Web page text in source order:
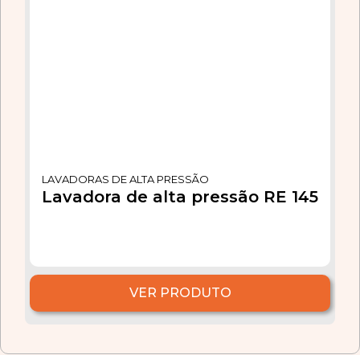
LAVADORAS DE ALTA PRESSÃO
Lavadora de alta pressão RE 145
VER PRODUTO